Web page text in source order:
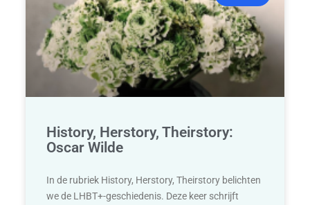
History, Herstory, Theirstory:
Oscar Wilde
In de rubriek History, Herstory, Theirstory belichten
we de LHBT+-geschiedenis. Deze keer schrijft